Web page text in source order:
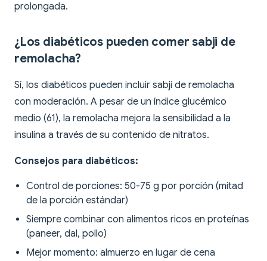
prolongada.
¿Los diabéticos pueden comer sabji de
remolacha?
Sí, los diabéticos pueden incluir sabji de remolacha
con moderación. A pesar de un índice glucémico
medio (61), la remolacha mejora la sensibilidad a la
insulina a través de su contenido de nitratos.
Consejos para diabéticos:
Control de porciones: 50-75 g por porción (mitad
de la porción estándar)
Siempre combinar con alimentos ricos en proteínas
(paneer, dal, pollo)
Mejor momento: almuerzo en lugar de cena